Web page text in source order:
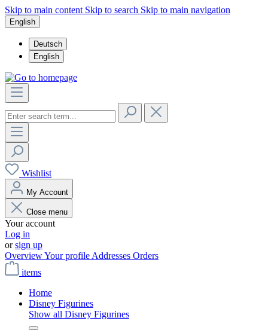
Skip to main content Skip to search Skip to main navigation
English
Deutsch
English
Wishlist
My Account
Close menu
Your account
Log in
orsign up
OverviewYour profile Addresses Orders
items
Home
Disney Figurines
Show all Disney Figurines